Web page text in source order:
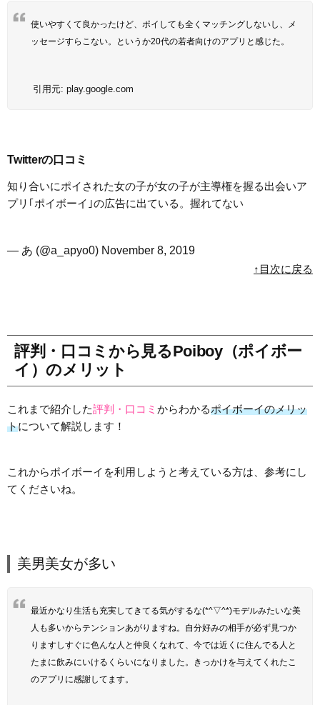
使いやすくて良かったけど、ポイしても全くマッチングしないし、メ
ッセージすらこない。というか20代の若者向けのアプリと感じた。
引用元: play.google.com
Twitterの口コミ
知り合いにポイされた女の子が女の子が主導権を握る出会いア
プリ｢ポイボーイ｣の広告に出ている。握れてない
— あ (@a_apyo0) November 8, 2019
↑目次に戻る
評判・口コミから見るPoiboy（ポイボー
イ）のメリット
これまで紹介した評判・口コミ からわかるポイボーイのメリッ
トについて解説します！
これからポイボーイを利用しようと考えている方は、参考にし
てくださいね。
美男美女が多い
最近かなり生活も充実してきてる気がするな(*^▽^*)モデルみたいな美
人も多いからテンションあがりますね。自分好みの相手が必ず見つか
りますしすぐに色んな人と仲良くなれて、今では近くに住んでる人と
たまに飲みにいけるくらいになりました。きっかけを与えてくれたこ
のアプリに感謝してます。